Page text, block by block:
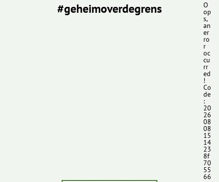
#geheimoverdegrens O
op
s,
an
er
ro
r
oc
cu
rr
ed
!
Co
de
:
20
26
08
08
15
14
23
8f
70
55
66